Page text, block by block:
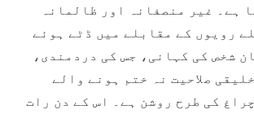
ہے۔ غیر منصفانہ اور ظالمانہ
رویوں کے مقابلے میں ڈٹے ہوئے
شخص کی کہانی، جس کی دردمندی،
صلاحیت نہ ختم ہونے والے
کی طرح روشن ہے۔ اس کے دن رات